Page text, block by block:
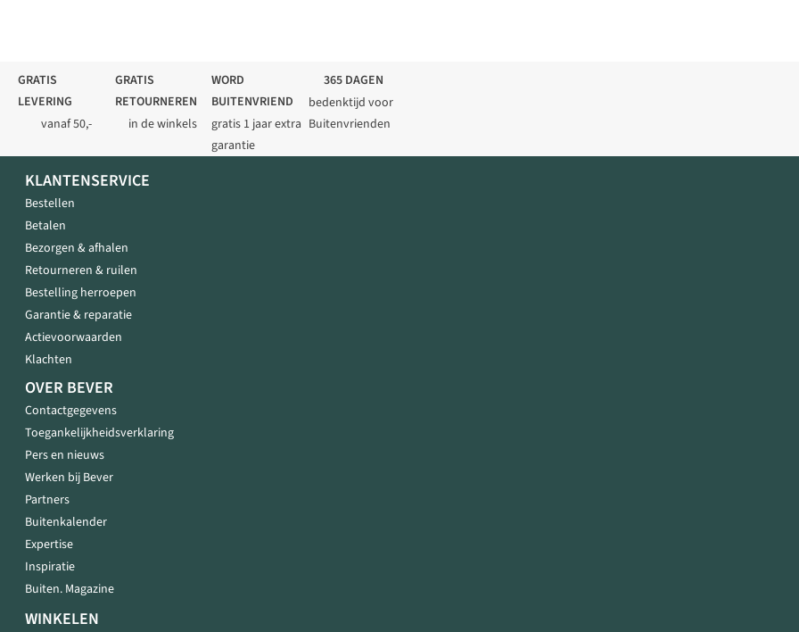
GRATIS
LEVERING
vanaf 50,-
GRATIS
RETOURNEREN
in de winkels
WORD
BUITENVRIEND
gratis 1 jaar extra
garantie
365 DAGEN
bedenktijd voor
Buitenvrienden
KLANTENSERVICE
Bestellen
Betalen
Bezorgen & afhalen
Retourneren & ruilen
Bestelling herroepen
Garantie & reparatie
Actievoorwaarden
Klachten
OVER BEVER
Contactgegevens
Toegankelijkheidsverklaring
Pers en nieuws
Werken bij Bever
Partners
Buitenkalender
Expertise
Inspiratie
Buiten. Magazine
WINKELEN